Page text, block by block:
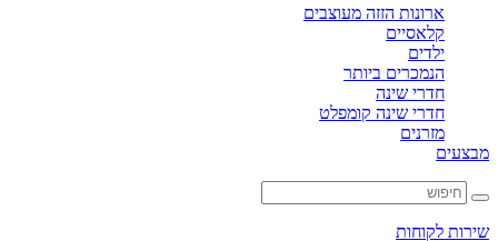
ארונות הזזה מעוצבים
קלאסיים
הנמכרים ביותר
חדרי שינה
חדרי שינה קומפלט
מזרנים
לקוחות